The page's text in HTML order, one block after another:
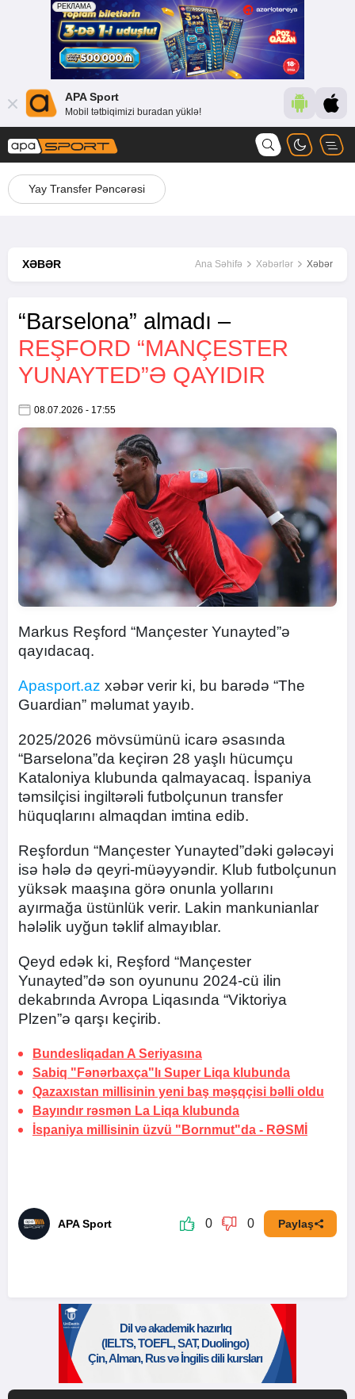
APA Sport
Mobil tətbiqimizi buradan yüklə!
Yay Transfer Pəncərəsi
XƏBƏR Ana Səhifə Xəbərlər Xəbər
“Barselona” almadı –
REŞFORD “MANÇESTER
YUNAYTED”Ə QAYIDIR
08.07.2026 - 17:55
Markus Reşford “Mançester Yunayted”ə
qayıdacaq.
Apasport.az xəbər verir ki, bu barədə “The
Guardian” məlumat yayıb.
2025/2026 mövsümünü icarə əsasında
“Barselona”da keçirən 28 yaşlı hücumçu
Kataloniya klubunda qalmayacaq. İspaniya
təmsilçisi ingiltərəli futbolçunun transfer
hüquqlarını almaqdan imtina edib.
Reşfordun “Mançester Yunayted”dəki gələcəyi
isə hələ də qeyri-müəyyəndir. Klub futbolçunun
yüksək maaşına görə onunla yollarını
ayırmağa üstünlük verir. Lakin mankunianlar
hələlik uyğun təklif almayıblar.
Qeyd edək ki, Reşford “Mançester
Yunayted”də son oyununu 2024-cü ilin
dekabrında Avropa Liqasında “Viktoriya
Plzen”ə qarşı keçirib.
Bundesliqadan A Seriyasına
Sabiq "Fənərbaxça"lı Super Liqa klubunda
Qazaxıstan millisinin yeni baş məşqçisi bəlli oldu
Bayındır rəsmən La Liqa klubunda
İspaniya millisinin üzvü "Bornmut"da - RƏSMİ
APA Sport 0 0 Paylaş